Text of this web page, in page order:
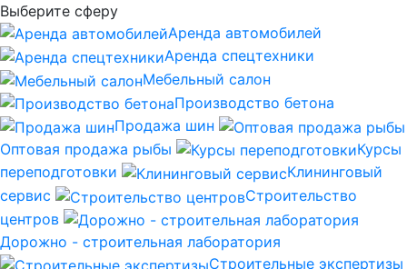
Выберите сферу
Аренда автомобилей
Аренда спецтехники
Мебельный салон
Производство бетона
Продажа шин
Оптовая продажа рыбы
Курсы
переподготовки
Клининговый
сервис
Строительство
центров
Дорожно - строительная лаборатория
Строительные экспертизы